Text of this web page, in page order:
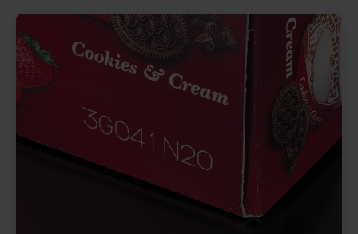
permanente à fort contraste qui ne s'estompe pas.
De plus, cela ne grave pas en profondeur le
matériau et ne gonfle pas sa couche superficielle,
ce qui rend cette technique parfaitement adaptée
pour les pièces qui doivent rester extrêmement
lisses. En raison de ces fonctionnalités et avantages,
de nombreux secteurs, comme le secteur médical
et l'aérospatiale, utilisent un processus de recuit
laser pour sa précision et ses capacités de
le recuit laser et la manière dont il est utilisé dans le